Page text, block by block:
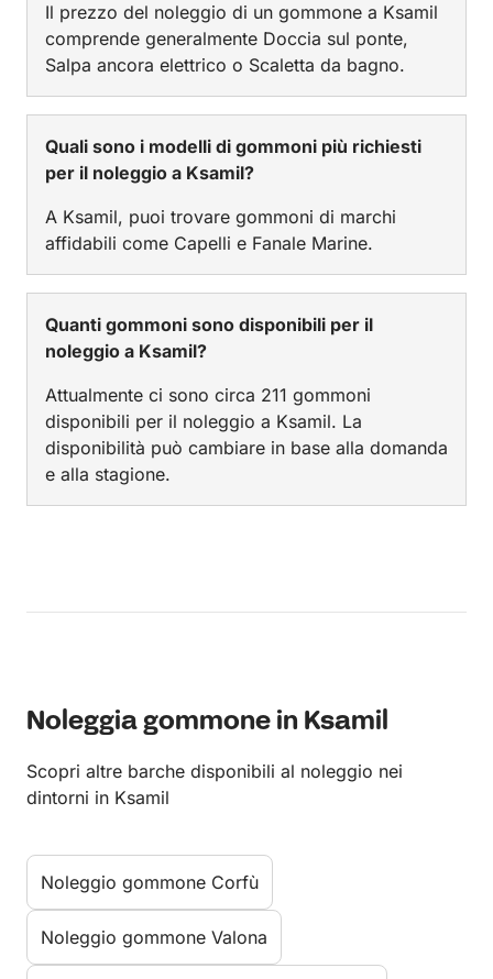
Il prezzo del noleggio di un gommone a Ksamil
comprende generalmente Doccia sul ponte,
Salpa ancora elettrico o Scaletta da bagno.
Quali sono i modelli di gommoni più richiesti
per il noleggio a Ksamil?
A Ksamil, puoi trovare gommoni di marchi
affidabili come Capelli e Fanale Marine.
Quanti gommoni sono disponibili per il
noleggio a Ksamil?
Attualmente ci sono circa 211 gommoni
disponibili per il noleggio a Ksamil. La
disponibilità può cambiare in base alla domanda
e alla stagione.
Noleggia gommone in Ksamil
Scopri altre barche disponibili al noleggio nei
dintorni in Ksamil
Noleggio gommone Corfù
Noleggio gommone Valona